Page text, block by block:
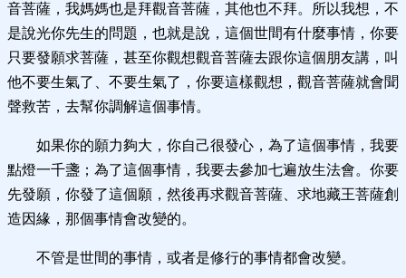
音菩薩，我媽媽也是拜觀音菩薩，其他也不拜。所以我想，不
是說光你先生的問題，也就是說，這個世間有什麼事情，你要
只要發願求菩薩，甚至你觀想觀音菩薩去跟你這個朋友講，叫
他不要生氣了、不要生氣了，你要這樣觀想，觀音菩薩就會聞
聲救苦，去幫你調解這個事情。
如果你的願力夠大，你自己很發心，為了這個事情，我要
點燈一千盞；為了這個事情，我要去參加七遍放生法會。你要
先發願，你發了這個願，然後再求觀音菩薩、求地藏王菩薩創
造因緣，那個事情會改變的。
不管是世間的事情，或者是修行的事情都會改變。